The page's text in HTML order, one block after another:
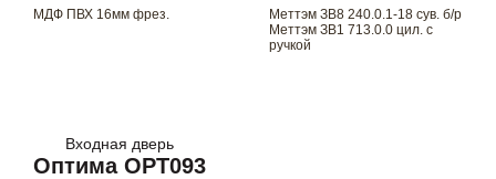
МДФ ПВХ 16мм фрез.
Меттэм ЗВ8 240.0.1-18 сув. б/р
Меттэм ЗВ1 713.0.0 цил. с
ручкой
Входная дверь
Оптима OPT093